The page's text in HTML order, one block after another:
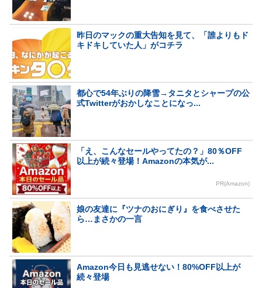
昨日のマックの重大告知を見て、「誰よりもド
キドキしていた人」がコチラ
都心で54年ぶりの降雪→タニタとシャープの公
式Twitterがおかしなことになっ...
「え、こんなセールやってたの？」80％OFF
以上が続々登場！Amazonの本気が...
PR(Amazon)
娘の友達に『ツナのおにぎり』を食べさせた
ら…まさかの一言
Amazon今日も見逃せない！80%OFF以上が
続々登場